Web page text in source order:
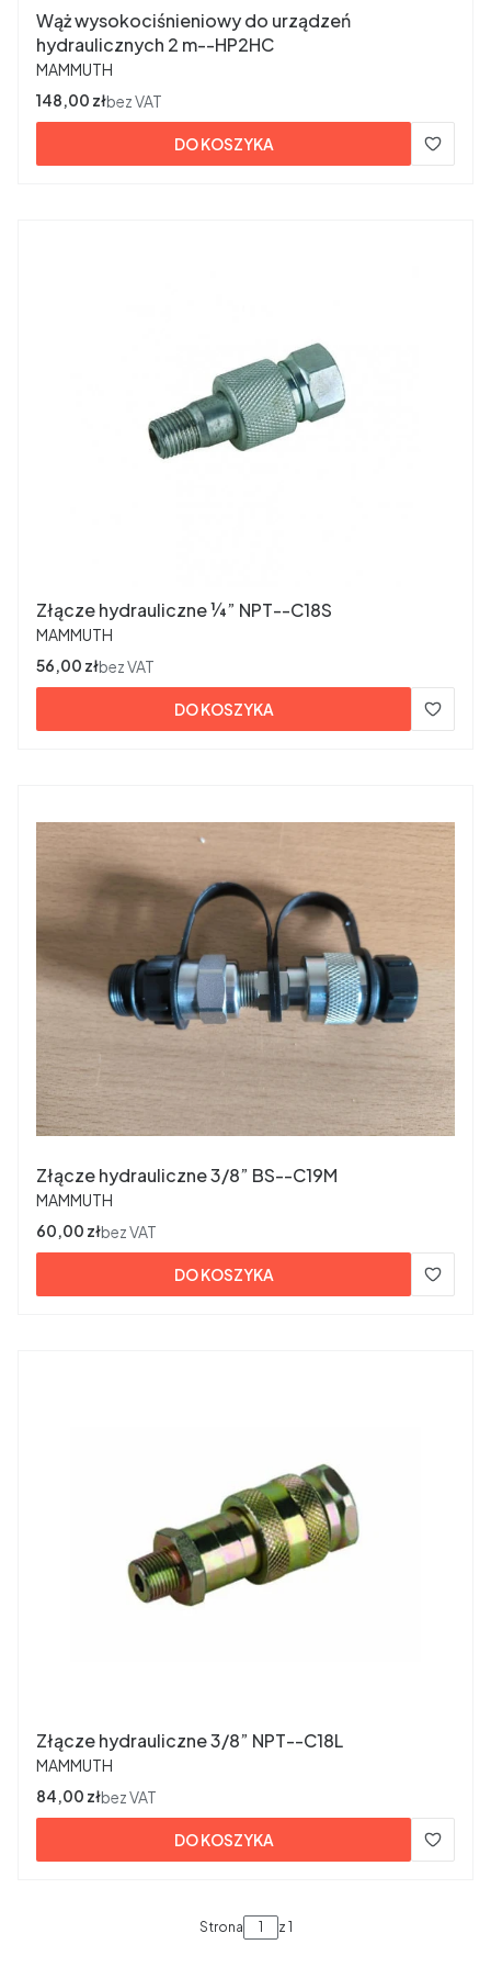
Wąż wysokociśnieniowy do urządzeń
hydraulicznych 2 m--HP2HC
PRODUCENT
MAMMUTH
Cena
148,00 złbez VAT
DO KOSZYKA
Złącze hydrauliczne ¼” NPT--C18S
PRODUCENT
MAMMUTH
Cena
56,00 złbez VAT
DO KOSZYKA
Złącze hydrauliczne 3/8” BS--C19M
PRODUCENT
MAMMUTH
Cena
60,00 złbez VAT
DO KOSZYKA
Złącze hydrauliczne 3/8” NPT--C18L
PRODUCENT
MAMMUTH
Cena
84,00 złbez VAT
DO KOSZYKA
Strona z 1